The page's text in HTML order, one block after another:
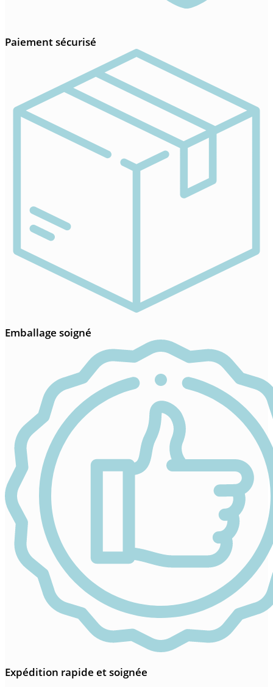
Paiement sécurisé
Emballage soigné
Expédition rapide et soignée